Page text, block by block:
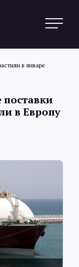
в январе
в Европу